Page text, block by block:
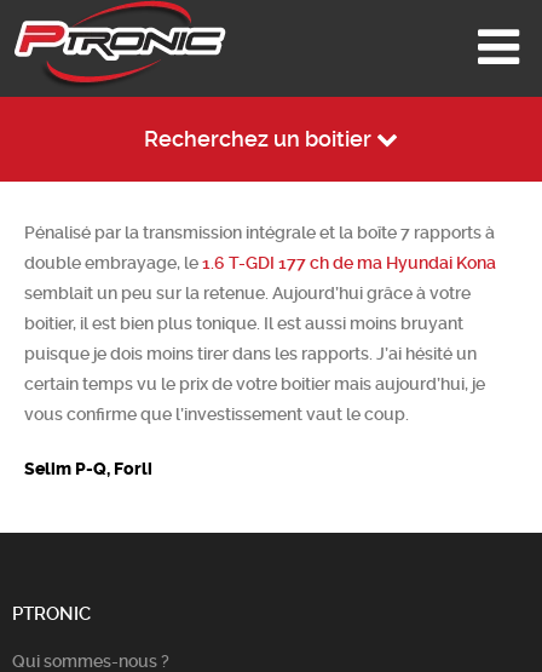
Recherchez un boitier
Pénalisé par la transmission intégrale et la boîte 7 rapports à
double embrayage, le1.6 T-GDI 177 ch de ma Hyundai Kona
semblait un peu sur la retenue. Aujourd’hui grâce à votre
boitier, il est bien plus tonique. Il est aussi moins bruyant
puisque je dois moins tirer dans les rapports. J’ai hésité un
certain temps vu le prix de votre boitier mais aujourd’hui, je
vous confirme que l’investissement vaut le coup.
Selim P-Q, Forli
PTRONIC
Qui sommes-nous ?